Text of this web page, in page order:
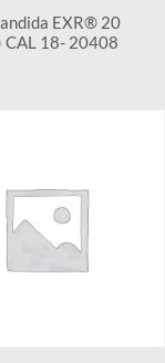
EXR® 20
CAL 18- 20408